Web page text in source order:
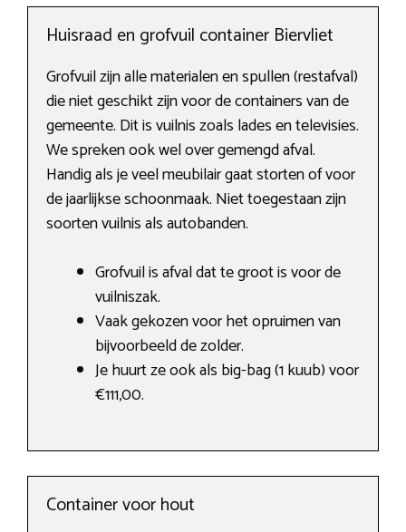
Huisraad en grofvuil container Biervliet
Grofvuil zijn alle materialen en spullen (restafval)
die niet geschikt zijn voor de containers van de
gemeente. Dit is vuilnis zoals lades en televisies.
We spreken ook wel over gemengd afval.
Handig als je veel meubilair gaat storten of voor
de jaarlijkse schoonmaak. Niet toegestaan zijn
soorten vuilnis als autobanden.
Grofvuil is afval dat te groot is voor de
vuilniszak.
Vaak gekozen voor het opruimen van
bijvoorbeeld de zolder.
Je huurt ze ook als big-bag (1 kuub) voor
€111,00.
Container voor hout